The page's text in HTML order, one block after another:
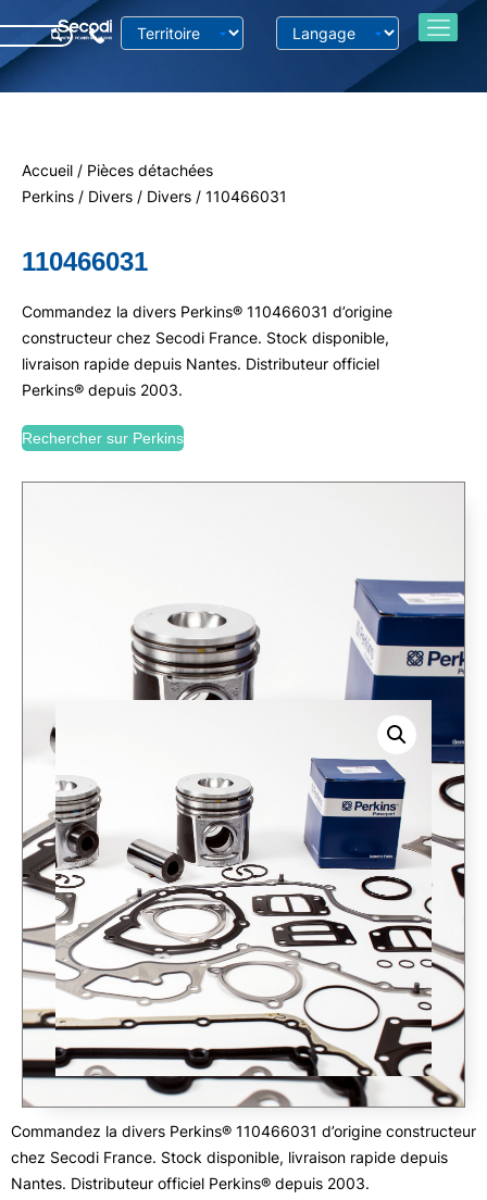
Accueil / Pièces détachées
Perkins / Divers / Divers / 110466031
110466031
Commandez la divers Perkins® 110466031 d’origine
constructeur chez Secodi France. Stock disponible,
livraison rapide depuis Nantes. Distributeur officiel
Perkins® depuis 2003.
Rechercher sur Perkins
Commandez la divers Perkins® 110466031 d’origine constructeur
chez Secodi France. Stock disponible, livraison rapide depuis
Nantes. Distributeur officiel Perkins® depuis 2003.